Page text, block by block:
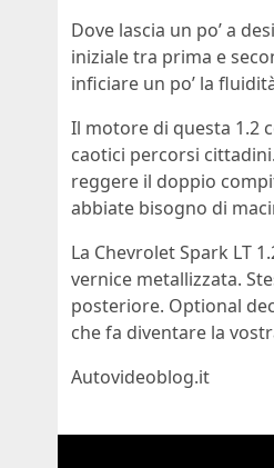
Dove lascia un po’ a
iniziale tra prima e
inficiare un po’ la
Il motore di questa 1.2
caotici percorsi
reggere il doppio
abbiate bisogno di
La Chevrolet Spark LT
vernice metallizzata.
posteriore. Optional
che fa diventare la
Autovideoblog.it